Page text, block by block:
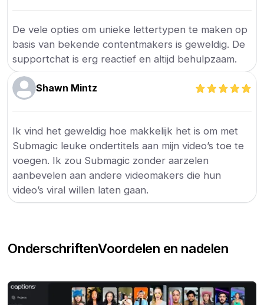
De vele opties om unieke lettertypen te maken op
basis van bekende contentmakers is geweldig. De
supportchat is erg reactief en altijd behulpzaam.
Shawn Mintz
Ik vind het geweldig hoe makkelijk het is om met
Submagic leuke ondertitels aan mijn video’s toe te
voegen. Ik zou Submagic zonder aarzelen
aanbevelen aan andere videomakers die hun
video’s viral willen laten gaan.
OnderschriftenVoordelen en nadelen